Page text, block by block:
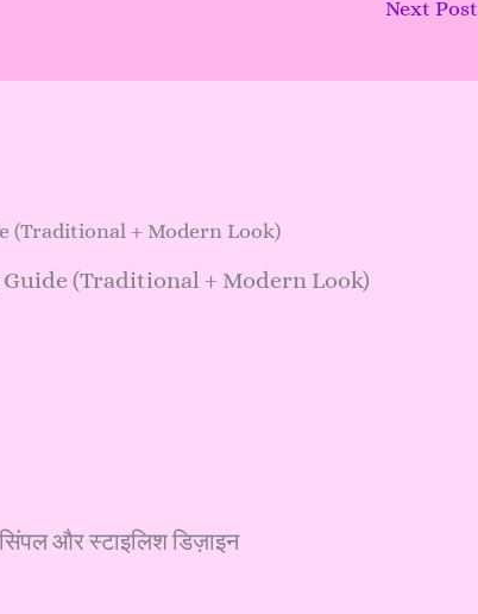
Next Post
(Traditional + Modern Look)
और स्टाइलिश डिज़ाइन